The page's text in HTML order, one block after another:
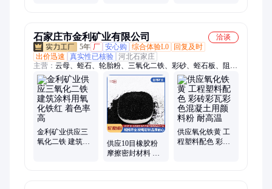
石家庄市金利矿业有限公司
洽谈
5年 厂 安心购 综合体验L0
回复及时
出价迅速
真实性已核验 河北石家庄
主营： 云母、蛭石、轮胎粉、三氧化二铁、彩砂、蛭石板、阻火
模块、石英砂、无石棉矿物复合纤维、木质纤维、海泡石
金利矿业供应三
氧化二铁 建筑涂
供应10目橡胶粉
摩擦密封材料 输
供应氧化铁黄 工
程塑料配色 彩砖